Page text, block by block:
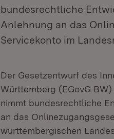
bundesrechtliche
Anlehnung an das
Servicekonto im
Der Gesetzentwurf des
Württemberg (EGovG
nimmt bundesrechtliche
an das
württembergischen